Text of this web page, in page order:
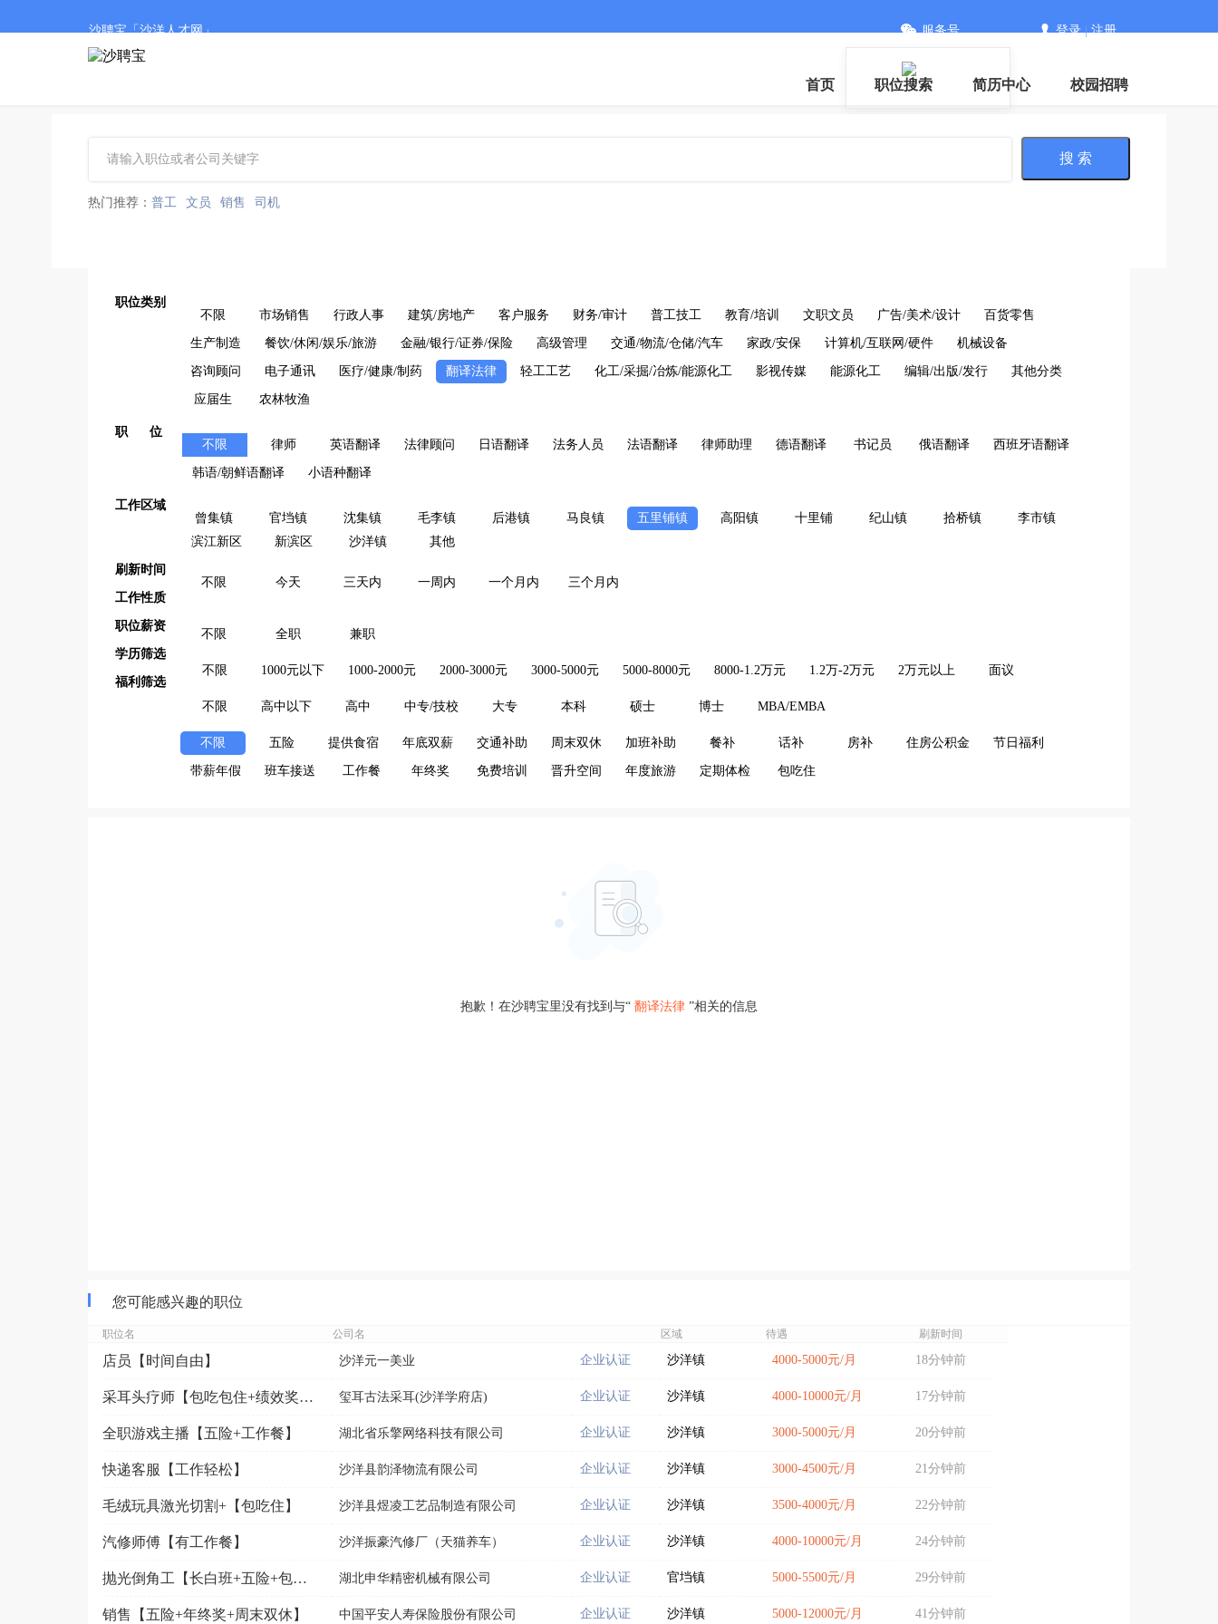
沙聘宝「沙洋人才网」 服务号 登录|注册
首页 职位搜索 简历中心 校园招聘
搜 索
热门推荐： 普工 文员 销售 司机
职位类别
不限
市场销售 行政人事 建筑/房地产 客户服务 财务/审计 普工技工 教育/培训 文职文员 广告/美术/设计 百货零售
生产制造 餐饮/休闲/娱乐/旅游 金融/银行/证券/保险 高级管理 交通/物流/仓储/汽车 家政/安保 计算机/互联网/硬件 机械设备
咨询顾问 电子通讯 医疗/健康/制药 翻译法律 轻工工艺 化工/采掘/冶炼/能源化工 影视传媒 能源化工 编辑/出版/发行 其他分类
应届生 农林牧渔
职 位
不限
律师 英语翻译 法律顾问 日语翻译 法务人员 法语翻译 律师助理 德语翻译 书记员 俄语翻译 西班牙语翻译
韩语/朝鲜语翻译 小语种翻译
工作区域
曾集镇
官垱镇 沈集镇 毛李镇 后港镇 马良镇 五里铺镇 高阳镇 十里铺 纪山镇 拾桥镇
李市镇
滨江新区
新滨区 沙洋镇 其他
刷新时间
不限
今天 三天内 一周内 一个月内
三个月内
工作性质
不限 全职 兼职
职位薪资
不限 1000元以下 1000-2000元 2000-3000元 3000-5000元 5000-8000元 8000-1.2万元 1.2万-2万元 2万元以上 面议
学历筛选
不限 高中以下 高中 中专/技校 大专 本科 硕士 博士 MBA/EMBA
福利筛选
不限 五险 提供食宿 年底双薪 交通补助 周末双休 加班补助 餐补 话补 房补 住房公积金 节日福利
带薪年假 班车接送 工作餐 年终奖 免费培训 晋升空间 年度旅游 定期体检 包吃住
抱歉！在沙聘宝里没有找到与“ 翻译法律 ”相关的信息
您可能感兴趣的职位
职位名 公司名 区域 待遇 刷新时间
店员【时间自由】 沙洋元一美业 企业认证 沙洋镇 4000-5000元/月 18分钟前
采耳头疗师【包吃包住+绩效奖金+年终奖】 玺耳古法采耳(沙洋学府店) 企业认证 沙洋镇 4000-10000元/月 17分钟前
全职游戏主播【五险+工作餐】 湖北省乐擎网络科技有限公司 企业认证 沙洋镇 3000-5000元/月 20分钟前
快递客服【工作轻松】 沙洋县韵泽物流有限公司 企业认证 沙洋镇 3000-4500元/月 21分钟前
毛绒玩具激光切割+【包吃住】 沙洋县煜凌工艺品制造有限公司 企业认证 沙洋镇 3500-4000元/月 22分钟前
汽修师傅【有工作餐】 沙洋振豪汽修厂（天猫养车） 企业认证 沙洋镇 4000-10000元/月 24分钟前
抛光倒角工【长白班+五险+包工作餐】 湖北申华精密机械有限公司 企业认证 官垱镇 5000-5500元/月 29分钟前
销售【五险+年终奖+周末双休】 中国平安人寿保险股份有限公司 企业认证 沙洋镇 5000-12000元/月 41分钟前